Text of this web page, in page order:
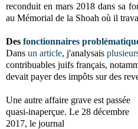
reconduit en mars 2018 dans sa
au Mémorial de la Shoah où il
Des fonctionnaires
Dans un article, j'analysais
contribuables juifs français,
devait payer des impôts sur des
Une autre affaire grave est passée
quasi-inaperçue. Le 28 décembre
2017, le journal